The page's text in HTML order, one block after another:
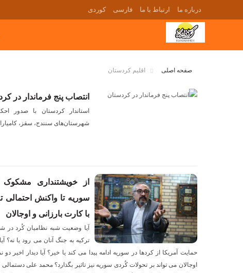
درباره ما ارتباط با ما فارسی کوردی
صفحه اصلی اقلیم کردستان
انتصاب پنج فرماندار در
استاندار کردستان با صدور
شهرستان‌های سنندج، سقز،
از خویشتنداری مشکوک
سوریه تا واکنش احتمالی
با کارت بارزانی و اوجالان
آیا وضعیت شبه نظامیان کُرد در
ترکیه به جنگ آنان می رود یا نه؟
حمایت آمریکا از کردها در سوریه ادامه پیدا می کند یا خیر؟ آیا دیدار اخیر دو
اوجالان می تواند بر تحولات کُردی سوریه نیز تاثیر بگذارد؟ محمد علی